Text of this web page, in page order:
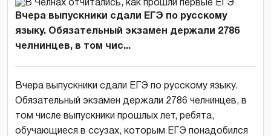
Вчера выпускники сдали ЕГЭ по русскому
языку. Обязательный экзамен держали 2786
челнинцев, в том чис...
Вчера выпускники сдали ЕГЭ по русскому языку.
Обязательный экзамен держали 2786 челнинцев, в
том числе выпускники прошлых лет, ребята,
обучающиеся в ссузах, которым ЕГЭ понадобился